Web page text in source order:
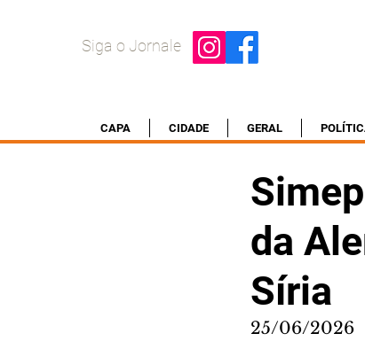
Siga o Jornale
CAPA CIDADE GERAL
da
Síria
25/06/2026